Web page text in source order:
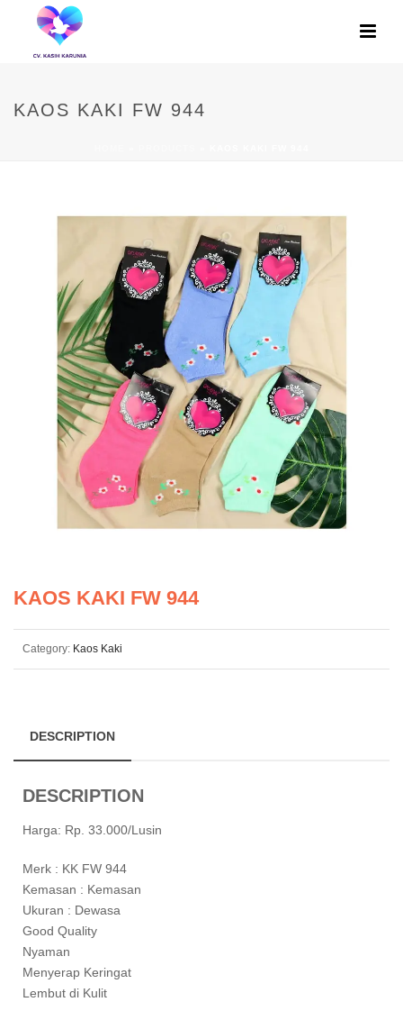
KAOS KAKI FW 944
KAOS KAKI FW 944
Category: Kaos Kaki
DESCRIPTION
DESCRIPTION
Harga: Rp. 33.000/Lusin
Merk : KK FW 944
Kemasan : Kemasan
Ukuran : Dewasa
Good Quality
Nyaman
Menyerap Keringat
Lembut di Kulit